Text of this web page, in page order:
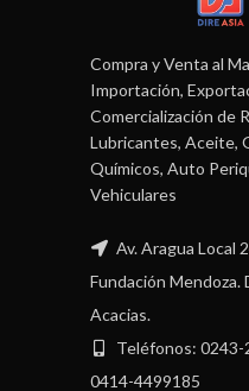
Compra y Venta al
Importación,
Comercialización de
Lubricantes, Aceite,
Químicos, Auto
Vehiculares
Av. Aragua Local
Fundación Mendoza.
Acacias.
Teléfonos: 0243-
0414-4499185